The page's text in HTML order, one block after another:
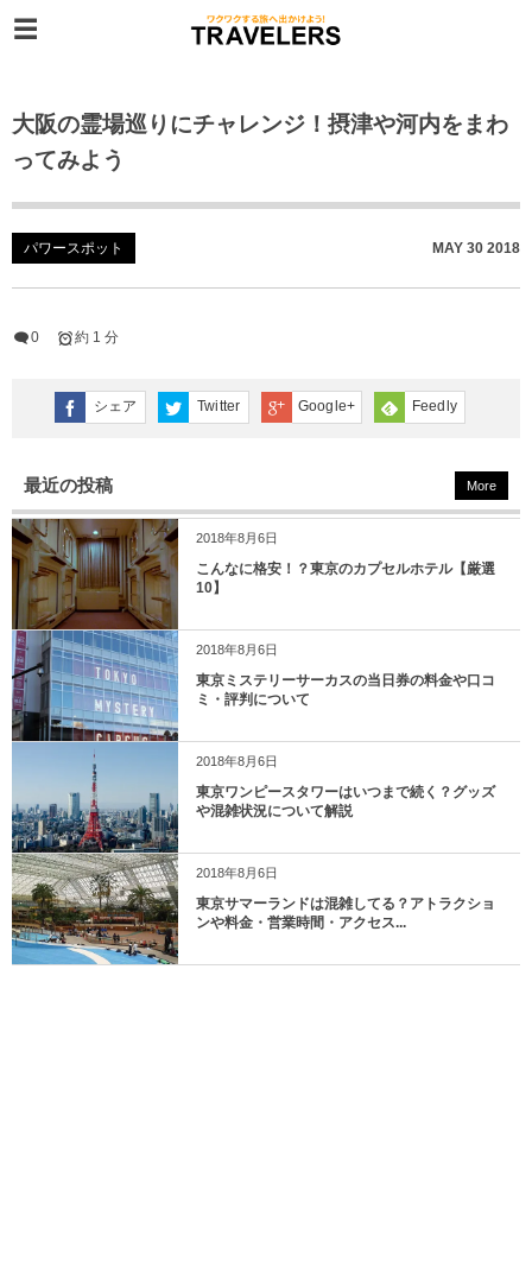
大阪の霊場巡りにチャレンジ！摂津や河内をまわ
ってみよう
パワースポット MAY 30 2018
0 約 1 分
シェア Twitter Google+ Feedly
最近の投稿
2018年8月6日
こんなに格安！？東京のカプセルホテル【厳選
10】
2018年8月6日
東京ミステリーサーカスの当日券の料金や口コ
ミ・評判について
2018年8月6日
東京ワンピースタワーはいつまで続く？グッズ
や混雑状況について解説
2018年8月6日
東京サマーランドは混雑してる？アトラクショ
ンや料金・営業時間・アクセス...
More